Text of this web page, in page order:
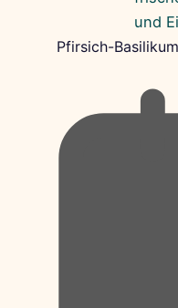
Pfirsich-